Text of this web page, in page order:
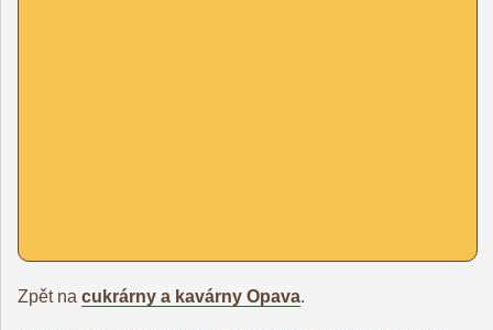
Zpět na cukrárny a kavárny Opava.